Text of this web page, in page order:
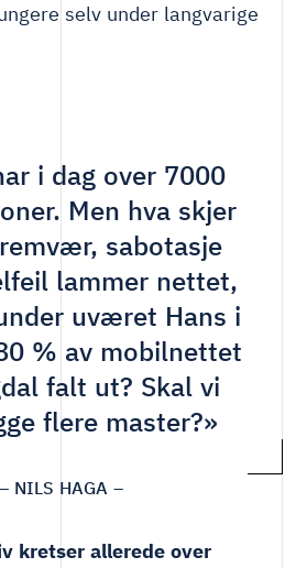
selv under langvarige
i dag over 7000
Men hva skjer
sabotasje
lammer nettet,
uværet Hans i
% av mobilnettet
falt ut? Skal vi
flere master?»
– NILS HAGA –
kretser allerede over